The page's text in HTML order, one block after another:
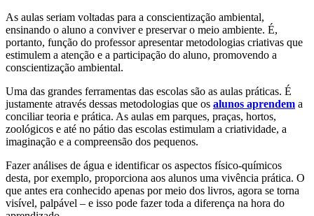
As aulas seriam voltadas para a conscientização ambiental,
ensinando o aluno a conviver e preservar o meio ambiente. É,
portanto, função do professor apresentar metodologias criativas que
estimulem a atenção e a participação do aluno, promovendo a
conscientização ambiental.
Uma das grandes ferramentas das escolas são as aulas práticas. É
justamente através dessas metodologias que os alunos aprendem a
conciliar teoria e prática. As aulas em parques, praças, hortos,
zoológicos e até no pátio das escolas estimulam a criatividade, a
imaginação e a compreensão dos pequenos.
Fazer análises de água e identificar os aspectos físico-químicos
desta, por exemplo, proporciona aos alunos uma vivência prática. O
que antes era conhecido apenas por meio dos livros, agora se torna
visível, palpável – e isso pode fazer toda a diferença na hora do